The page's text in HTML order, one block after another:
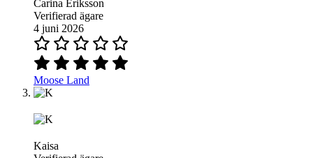
Carina Eriksson
Verifierad ägare
4 juni 2026
Moose Land
Kaisa